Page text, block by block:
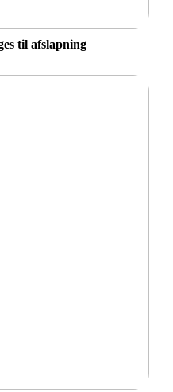
til afslapning